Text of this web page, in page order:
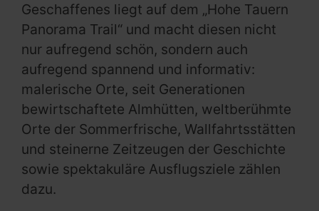
Geschaffenes liegt auf dem „Hohe Tauern
Panorama Trail“ und macht diesen nicht
nur aufregend schön, sondern auch
aufregend spannend und informativ:
malerische Orte, seit Generationen
bewirtschaftete Almhütten, weltberühmte
Orte der Sommerfrische, Wallfahrtsstätten
und steinerne Zeitzeugen der Geschichte
sowie spektakuläre Ausflugsziele zählen
dazu.